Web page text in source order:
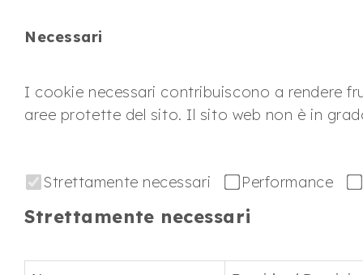
Necessari
I cookie necessari contribuiscono a rendere
aree protette del sito. Il sito web non è in
Strettamente necessari Performance
Strettamente necessari